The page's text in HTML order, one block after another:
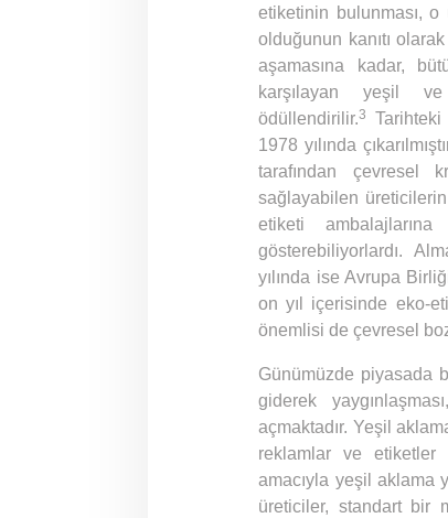
etiketinin bulunması,
olduğunun kanıtı
aşamasına kadar,
karşılayan yeşil
ödüllendirilir.3
1978 yılında
tarafından çevresel
sağlayabilen üreticilerin
etiketi
gösterebiliyorlardı.
yılında ise Avrupa
on yıl içerisinde eko-
önemlisi de çevresel
Günümüzde piyasada
giderek
açmaktadır. Yeşil
reklamlar ve etiketler
amacıyla yeşil aklama
üreticiler, standart bir